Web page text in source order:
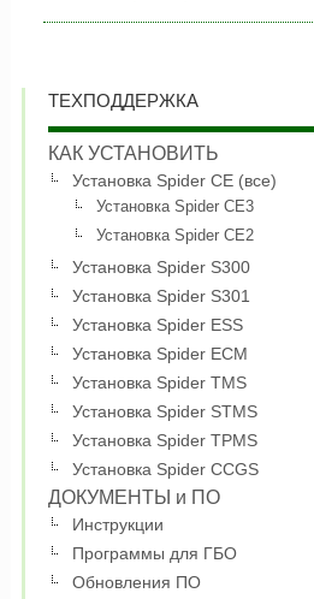
ТЕХПОДДЕРЖКА
КАК УСТАНОВИТЬ
Установка Spider CE (все)
Установка Spider CE3
Установка Spider CE2
Установка Spider S300
Установка Spider S301
Установка Spider ESS
Установка Spider ECM
Установка Spider TMS
Установка Spider STMS
Установка Spider TPMS
Установка Spider CCGS
ДОКУМЕНТЫ и ПО
Инструкции
Программы для ГБО
Обновления ПО